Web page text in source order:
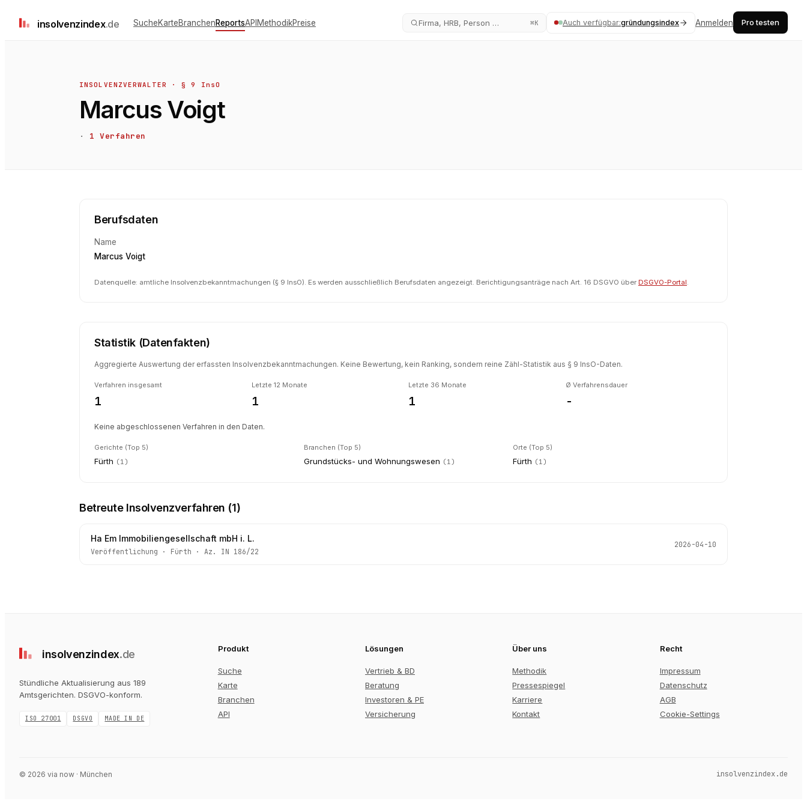
insolvenzindex.de SucheKarteBranchenReportsAPIMethodikPreise Firma, HRB, Person … ⌘K Auch verfügbar:gründungsindex Anmelden Pro testen
INSOLVENZVERWALTER · § 9 InsO
Marcus Voigt
· 1 Verfahren
Berufsdaten
Name
Marcus Voigt
Datenquelle: amtliche Insolvenzbekanntmachungen (§ 9 InsO). Es werden ausschließlich Berufsdaten angezeigt. Berichtigungsanträge nach Art. 16 DSGVO über DSGVO-Portal.
Statistik (Datenfakten)
Aggregierte Auswertung der erfassten Insolvenzbekanntmachungen. Keine Bewertung, kein Ranking, sondern reine Zähl-Statistik aus § 9 InsO-Daten.
Verfahren insgesamt
1
Letzte 12 Monate
1
Letzte 36 Monate
1
Ø Verfahrensdauer
-
Keine abgeschlossenen Verfahren in den Daten.
Gerichte (Top 5)
Fürth (1)
Branchen (Top 5)
Grundstücks- und Wohnungswesen (1)
Orte (Top 5)
Fürth (1)
Betreute Insolvenzverfahren (1)
Ha Em Immobiliengesellschaft mbH i. L.
Veröffentlichung · Fürth · Az. IN 186/22
2026-04-10
insolvenzindex.de
Stündliche Aktualisierung aus 189
Amtsgerichten. DSGVO-konform.
ISO 27001 DSGVO MADE IN DE
Produkt
Suche
Karte
Branchen
API
Lösungen
Vertrieb & BD
Beratung
Investoren & PE
Versicherung
Über uns
Methodik
Pressespiegel
Karriere
Kontakt
Recht
Impressum
Datenschutz
AGB
Cookie-Settings
© 2026 via now · München insolvenzindex.de